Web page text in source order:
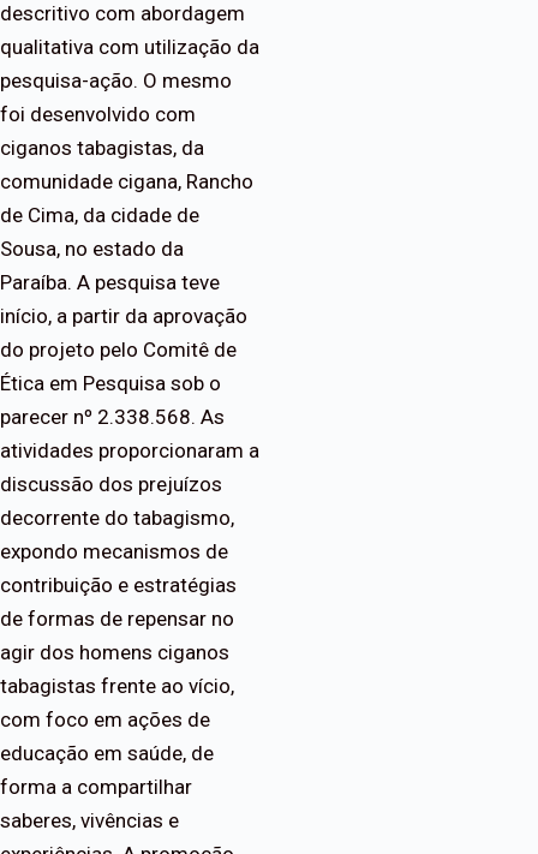
descritivo com abordagem
qualitativa com utilização da
pesquisa-ação. O mesmo
foi desenvolvido com
ciganos tabagistas, da
comunidade cigana, Rancho
de Cima, da cidade de
Sousa, no estado da
Paraíba. A pesquisa teve
início, a partir da aprovação
do projeto pelo Comitê de
Ética em Pesquisa sob o
parecer nº 2.338.568. As
atividades proporcionaram a
discussão dos prejuízos
decorrente do tabagismo,
expondo mecanismos de
contribuição e estratégias
de formas de repensar no
agir dos homens ciganos
tabagistas frente ao vício,
com foco em ações de
educação em saúde, de
forma a compartilhar
saberes, vivências e